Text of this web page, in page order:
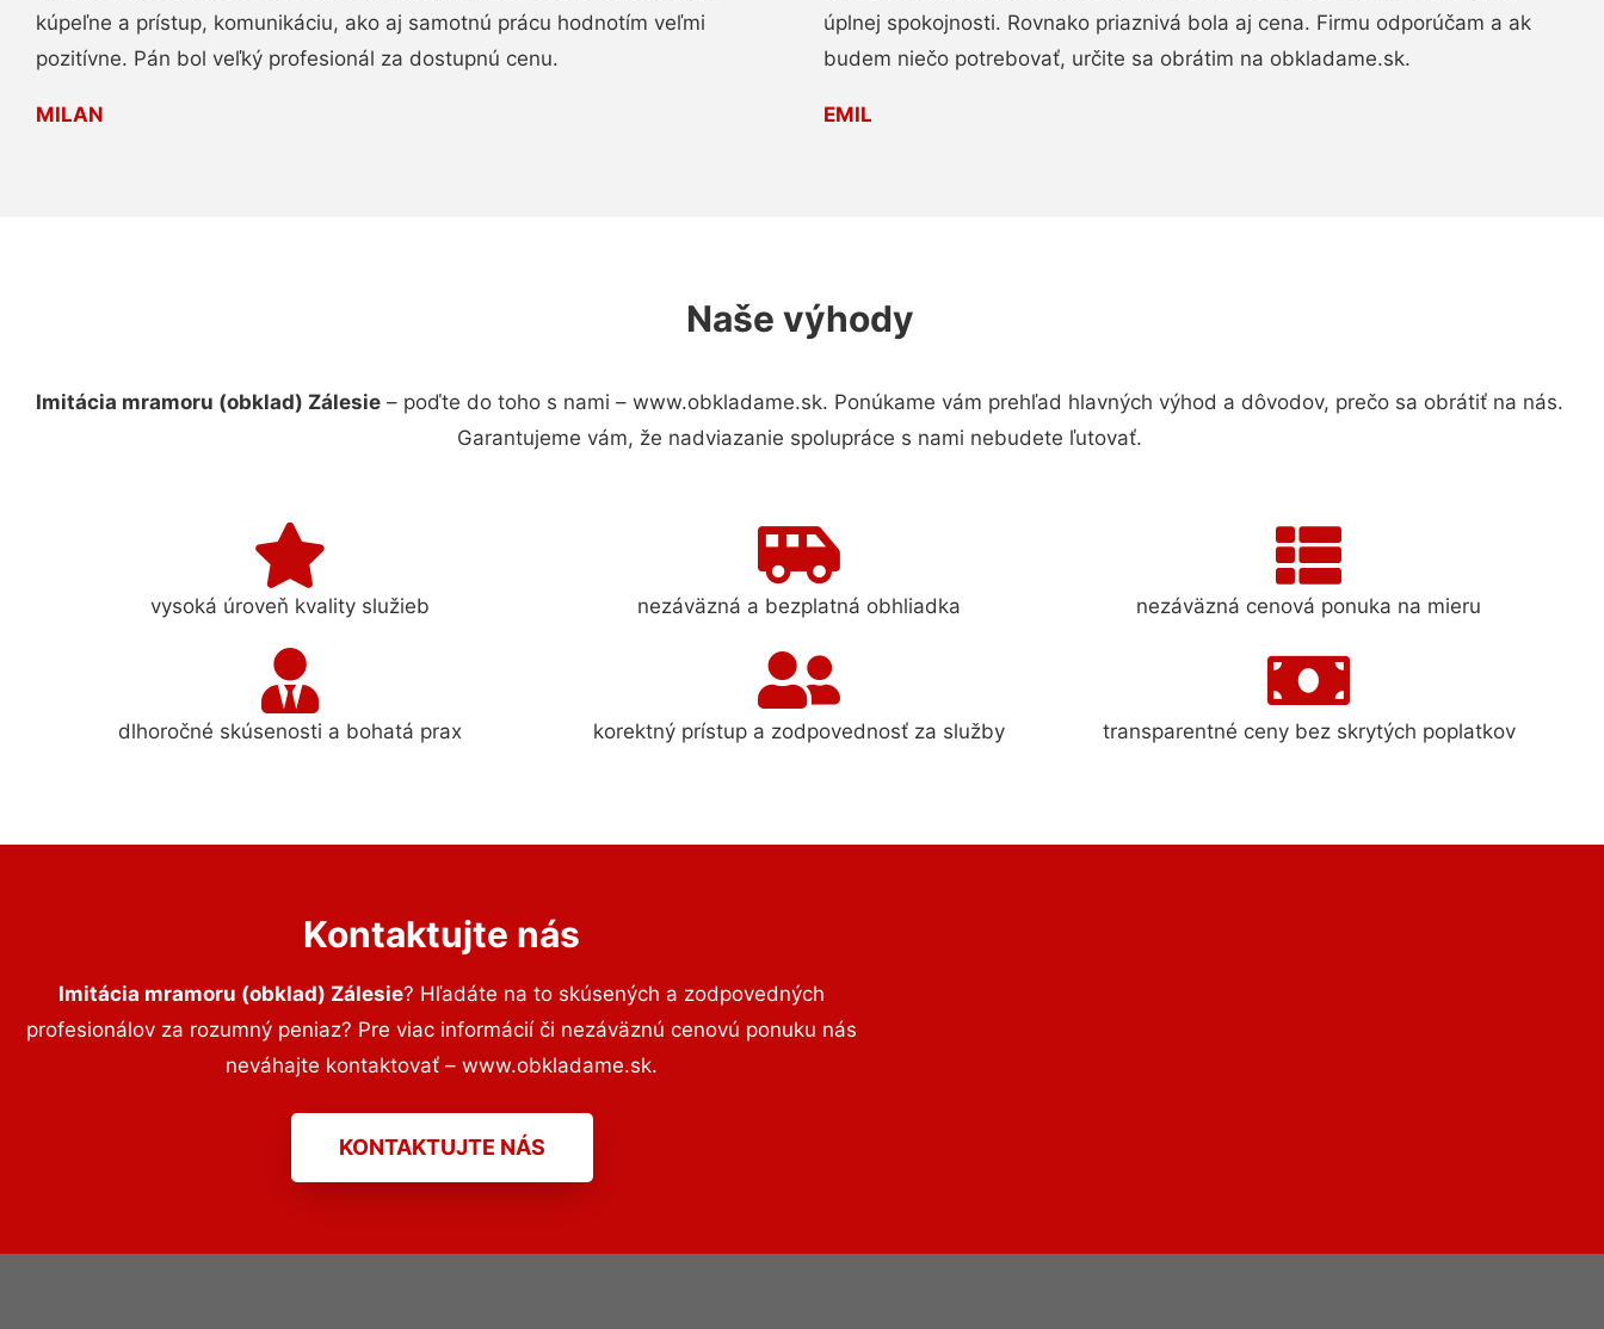
kúpeľne a prístup, komunikáciu, ako aj samotnú prácu hodnotím veľmi
pozitívne. Pán bol veľký profesionál za dostupnú cenu.
MILAN
úplnej spokojnosti. Rovnako priaznivá bola aj cena. Firmu odporúčam a ak
budem niečo potrebovať, určite sa obrátim na obkladame.sk.
EMIL
Naše výhody
Imitácia mramoru (obklad) Zálesie – poďte do toho s nami – www.obkladame.sk. Ponúkame vám prehľad hlavných výhod a dôvodov, prečo sa obrátiť na nás.
Garantujeme vám, že nadviazanie spolupráce s nami nebudete ľutovať.
vysoká úroveň kvality služieb nezáväzná a bezplatná obhliadka nezáväzná cenová ponuka na mieru
dlhoročné skúsenosti a bohatá prax korektný prístup a zodpovednosť za služby transparentné ceny bez skrytých poplatkov
Kontaktujte nás
Imitácia mramoru (obklad) Zálesie? Hľadáte na to skúsených a zodpovedných
profesionálov za rozumný peniaz? Pre viac informácií či nezáväznú cenovú ponuku nás
neváhajte kontaktovať – www.obkladame.sk.
KONTAKTUJTE NÁS